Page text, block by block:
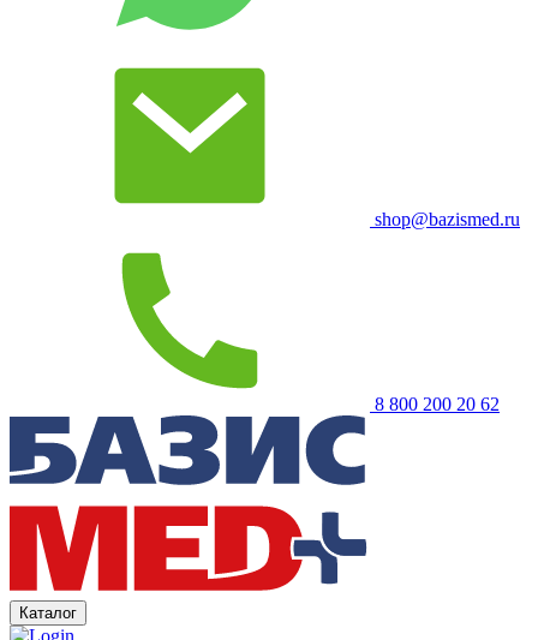
shop@bazismed.ru
8 800 200 20 62
Каталог